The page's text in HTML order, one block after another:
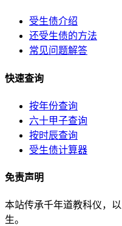
受生债介绍
还受生债的方法
常见问题解答
快速查询
按年份查询
六十甲子查询
按时辰查询
受生债计算器
免责声明
本站传承千年道教科仪，
生。